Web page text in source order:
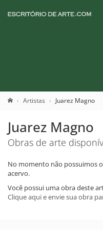
Artistas Juarez Magno
Juarez Magno
Obras de arte
No momento não possuimos
acervo.
Você possui uma obra deste
Clique aqui e envie sua obra